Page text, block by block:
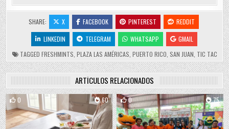
SHARE: X FACEBOOK PINTEREST
REDDIT
LINKEDIN
TELEGRAM WHATSAPP
GMAIL
TAGGED FRESHMINTS PLAZA LAS AMÉRICAS PUERTO RICO SAN JUAN TIC TAC
ARTÍCULOS RELACIONADOS
0 60 0 75